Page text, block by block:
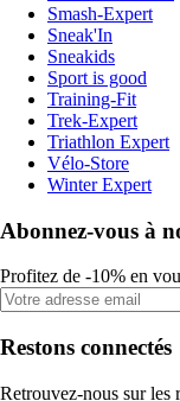
Smash-Expert
Sneak'In
Sneakids
Sport is good
Training-Fit
Trek-Expert
Triathlon Expert
Vélo-Store
Winter Expert
Abonnez-vous à
Profitez de -10% en
Restons connectés
Retrouvez-nous sur les